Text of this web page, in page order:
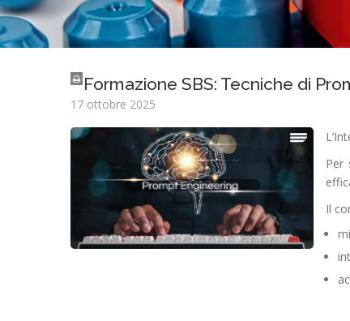
Formazione SBS: Tecniche di
17 ottobre 2025
Per
Il